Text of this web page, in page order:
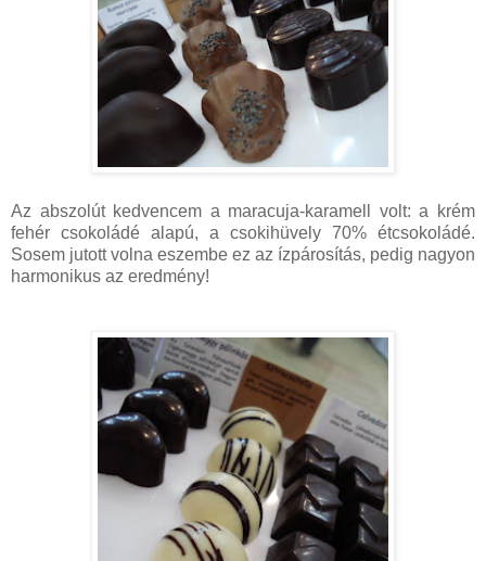
Az abszolút kedvencem a maracuja-karamell volt: a krém
fehér csokoládé alapú, a csokihüvely 70% étcsokoládé.
Sosem jutott volna eszembe ez az ízpárosítás, pedig nagyon
harmonikus az eredmény!